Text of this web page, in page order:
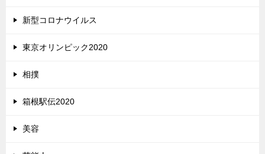
新型コロナウイルス
東京オリンピック2020
相撲
箱根駅伝2020
美容